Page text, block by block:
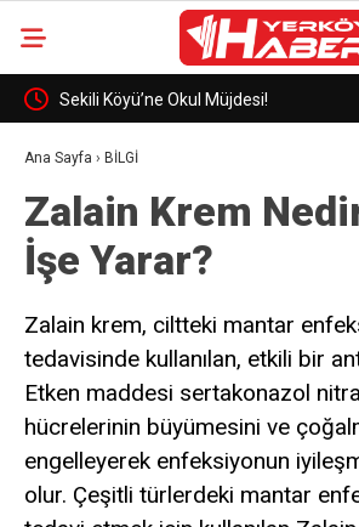
Sekili Köyü’ne Okul Müjdesi!
Ana Sayfa › BİLGİ
Zalain Krem
İşe Yarar?
Zalain krem, ciltteki mantar
tedavisinde kullanılan, etkili bir
Etken maddesi sertakonazol
hücrelerinin büyümesini ve
engelleyerek enfeksiyonun
olur. Çeşitli türlerdeki mantar